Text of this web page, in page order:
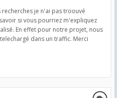
je n'ai pas troouvé
si vous pourriez m'expliquez
En effet pour notre projet, nous
dans un traffic. Merci